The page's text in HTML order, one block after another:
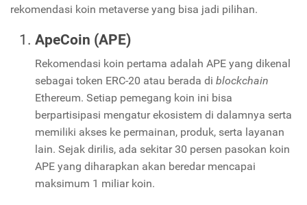
rekomendasi koin metaverse yang bisa jadi pilihan.
ApeCoin (APE)
Rekomendasi koin pertama adalah APE yang dikenal
sebagai token ERC-20 atau berada di blockchain
Ethereum. Setiap pemegang koin ini bisa
berpartisipasi mengatur ekosistem di dalamnya serta
memiliki akses ke permainan, produk, serta layanan
lain. Sejak dirilis, ada sekitar 30 persen pasokan koin
APE yang diharapkan akan beredar mencapai
maksimum 1 miliar koin.